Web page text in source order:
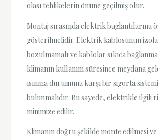
olası tehlikelerin önüne geçilmiş olur.
Montaj sırasında elektrik bağlantılarına
gösterilmelidir. Elektrik kablosunun
bozulmamalı ve kablolar sıkıca
klimanın kullanım süresince meydana
ısınma durumuna karşı bir sigorta sistemi
bulunmalıdır. Bu sayede, elektrikle ilgili
minimize edilir.
Klimanın doğru şekilde monte edilmesi ve